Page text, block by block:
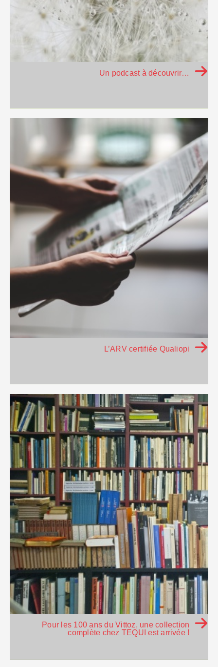
Un podcast à découvrir…
L’ARV certifiée Qualiopi
Pour les 100 ans du Vittoz, une collection
complète chez TEQUI est arrivée !